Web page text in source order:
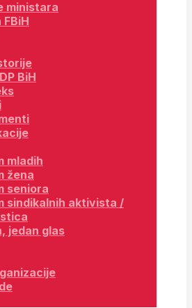
ministara
BiH
mladih
žena
seniora
sindikalnih aktivista /
jedan glas